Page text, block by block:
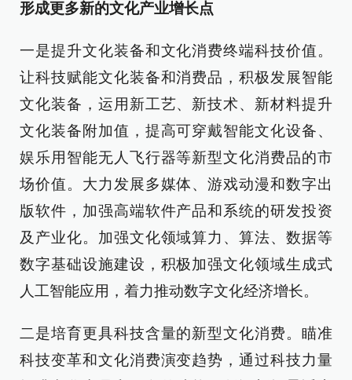
形成更多新的文化产业增长点
一是提升文化装备和文化消费终端科技价值。
让科技赋能文化装备和消费品，积极发展智能
文化装备，运用新工艺、新技术、新材料提升
文化装备附加值，提高可穿戴智能文化设备、
娱乐用智能无人飞行器等新型文化消费品的市
场价值。大力发展多媒体、游戏动漫和数字出
版软件，加强高端软件产品和系统的研发投资
及产业化。加强文化领域算力、算法、数据等
数字基础设施建设，积极加强文化领域生成式
人工智能应用，着力推动数字文化经济增长。
二是培育更具科技含量的新型文化消费。瞄准
科技变革和文化消费演变趋势，通过科技力量